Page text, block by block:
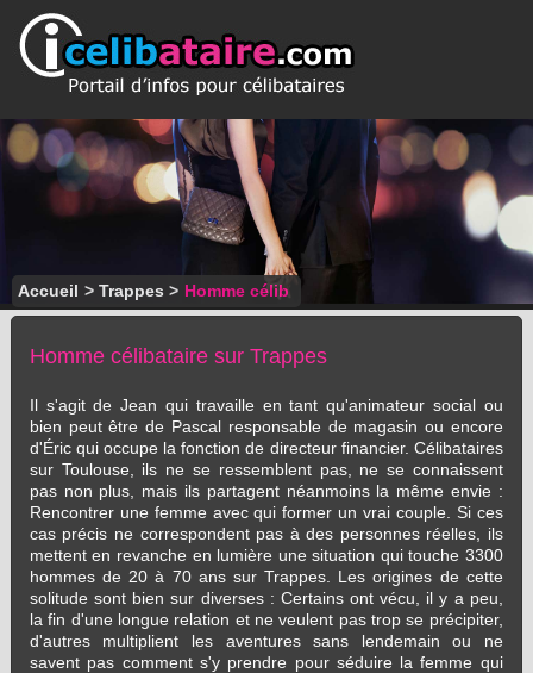
Accueil > Trappes > Homme célib
Homme célibataire sur Trappes
Il s'agit de Jean qui travaille en tant qu'animateur social ou
bien peut être de Pascal responsable de magasin ou encore
d'Éric qui occupe la fonction de directeur financier. Célibataires
sur Toulouse, ils ne se ressemblent pas, ne se connaissent
pas non plus, mais ils partagent néanmoins la même envie :
Rencontrer une femme avec qui former un vrai couple. Si ces
cas précis ne correspondent pas à des personnes réelles, ils
mettent en revanche en lumière une situation qui touche 3300
hommes de 20 à 70 ans sur Trappes. Les origines de cette
solitude sont bien sur diverses : Certains ont vécu, il y a peu,
la fin d'une longue relation et ne veulent pas trop se précipiter,
d'autres multiplient les aventures sans lendemain ou ne
savent pas comment s'y prendre pour séduire la femme qui